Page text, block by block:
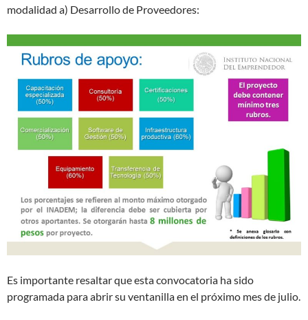
modalidad a) Desarrollo de Proveedores:
Es importante resaltar que esta convocatoria ha sido
programada para abrir su ventanilla en el próximo mes de julio.